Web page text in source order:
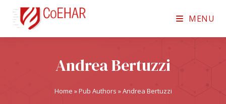
MENU
Andrea Bertuzzi
Home »Pub Authors »Andrea Bertuzzi